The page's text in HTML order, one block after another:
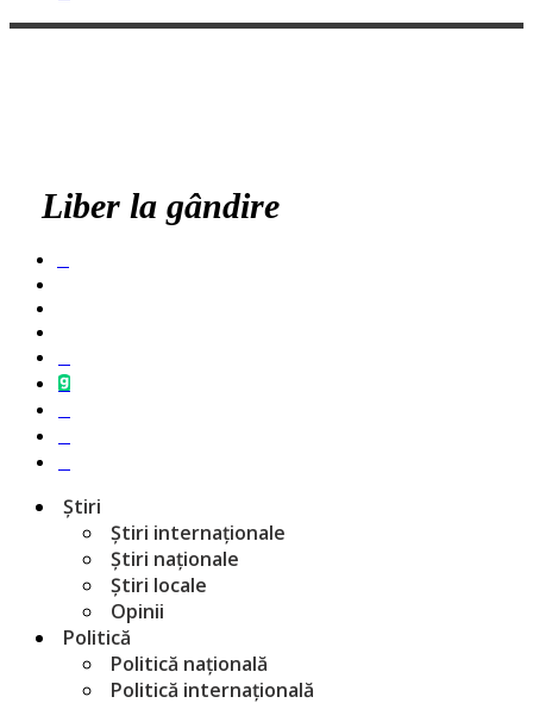
Liber la gândire
Știri
Știri internaționale
Știri naționale
Știri locale
Opinii
Politică
Politică națională
Politică internațională